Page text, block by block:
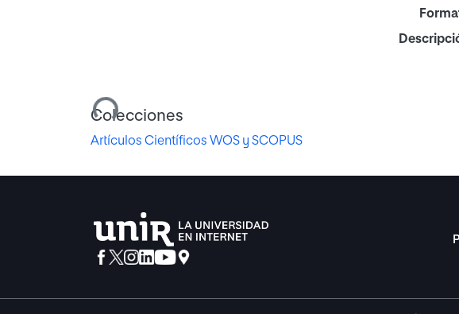
Cargando...
Colecciones
Artículos Científicos WOS y SCOPUS